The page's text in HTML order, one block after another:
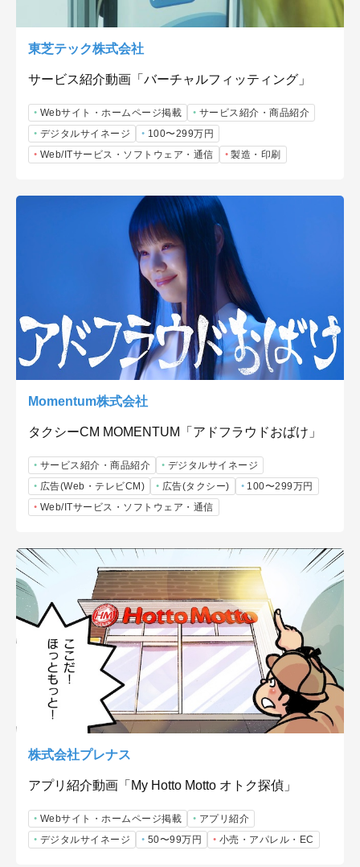
東芝テック株式会社
サービス紹介動画「バーチャルフィッティング」
Webサイト・ホームページ掲載
サービス紹介・商品紹介
デジタルサイネージ
100〜299万円
Web/ITサービス・ソフトウェア・通信
製造・印刷
Momentum株式会社
タクシーCM MOMENTUM「アドフラウドおばけ」
サービス紹介・商品紹介
デジタルサイネージ
広告(Web・テレビCM)
広告(タクシー)
100〜299万円
Web/ITサービス・ソフトウェア・通信
株式会社プレナス
アプリ紹介動画「My Hotto Motto オトク探偵」
Webサイト・ホームページ掲載
アプリ紹介
デジタルサイネージ
50〜99万円 小売・アパレル・EC